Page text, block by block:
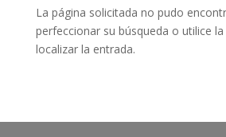
La página solicitada no pudo
perfeccionar su búsqueda o utilice
localizar la entrada.